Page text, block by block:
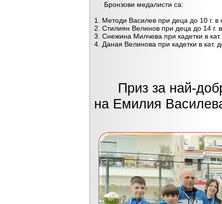
Бронзови медалисти са:
1. Методи Василев при деца до 10 г. в
2. Стилиян Велинов при деца до 14 г. в
3. Снежина Милчева при кадетки в кат.
4. Даная Велинова при кадетки в кат.
Приз за най-
на Емилия